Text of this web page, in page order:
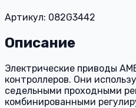
Артикул: 082G3442
Описание
Электрические приводы
контроллеров. Они
седельными проходными
комбинированными